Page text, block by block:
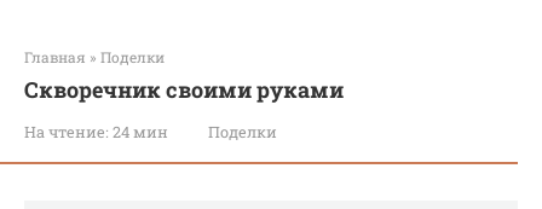
Главная » Поделки
Cкворечник своими руками
На чтение: 24 мин Поделки